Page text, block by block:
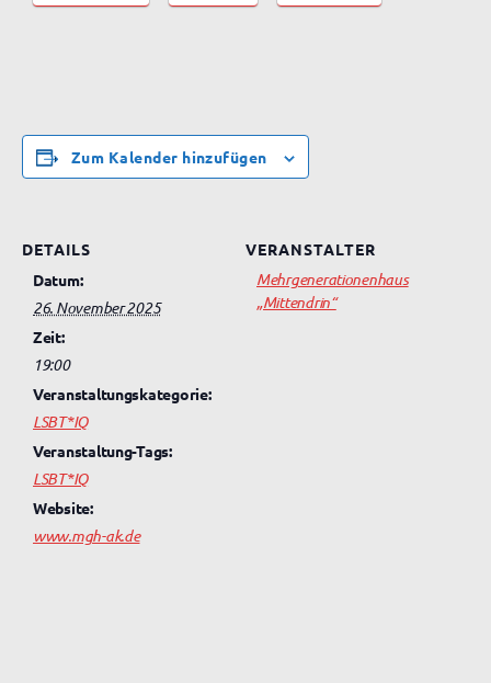
Zum Kalender hinzufügen
DETAILS
Datum:
26. November 2025
Zeit:
19:00
Veranstaltungskategorie:
LSBT*IQ
Veranstaltung-Tags:
LSBT*IQ
Website:
www.mgh-ak.de
VERANSTALTER
Mehrgenerationenhaus
„Mittendrin“